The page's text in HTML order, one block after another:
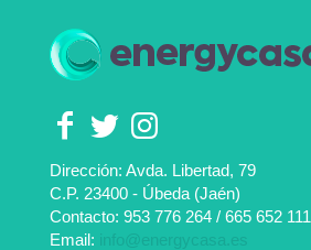
Dirección: Avda. Libertad, 79
C.P. 23400 - Úbeda (Jaén)
Contacto: 953 776 264 / 665 652 111
Email: